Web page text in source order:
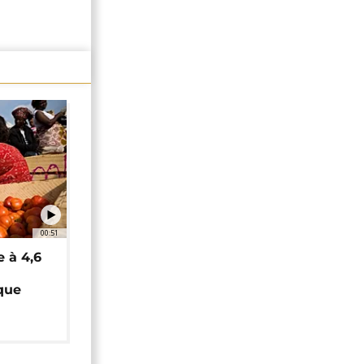
00:51
à 4,6